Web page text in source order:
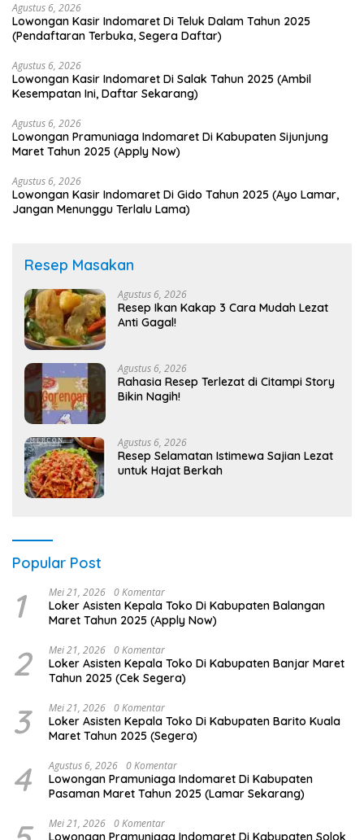
Agustus 6, 2026
Lowongan Kasir Indomaret Di Teluk Dalam Tahun 2025
(Pendaftaran Terbuka, Segera Daftar)
Agustus 6, 2026
Lowongan Kasir Indomaret Di Salak Tahun 2025 (Ambil
Kesempatan Ini, Daftar Sekarang)
Agustus 6, 2026
Lowongan Pramuniaga Indomaret Di Kabupaten Sijunjung
Maret Tahun 2025 (Apply Now)
Agustus 6, 2026
Lowongan Kasir Indomaret Di Gido Tahun 2025 (Ayo Lamar,
Jangan Menunggu Terlalu Lama)
Resep Masakan
Agustus 6, 2026
Resep Ikan Kakap 3 Cara Mudah Lezat
Anti Gagal!
Agustus 6, 2026
Rahasia Resep Terlezat di Citampi Story
Bikin Nagih!
Agustus 6, 2026
Resep Selamatan Istimewa Sajian Lezat
untuk Hajat Berkah
Popular Post
1 Mei 21, 2026 0 Komentar
Loker Asisten Kepala Toko Di Kabupaten Balangan
Maret Tahun 2025 (Apply Now)
2 Mei 21, 2026 0 Komentar
Loker Asisten Kepala Toko Di Kabupaten Banjar Maret
Tahun 2025 (Cek Segera)
3 Mei 21, 2026 0 Komentar
Loker Asisten Kepala Toko Di Kabupaten Barito Kuala
Maret Tahun 2025 (Segera)
4 Agustus 6, 2026 0 Komentar
Lowongan Pramuniaga Indomaret Di Kabupaten
Pasaman Maret Tahun 2025 (Lamar Sekarang)
Mei 21, 2026 0 Komentar
Lowongan Pramuniaga Indomaret Di Kabupaten Solok